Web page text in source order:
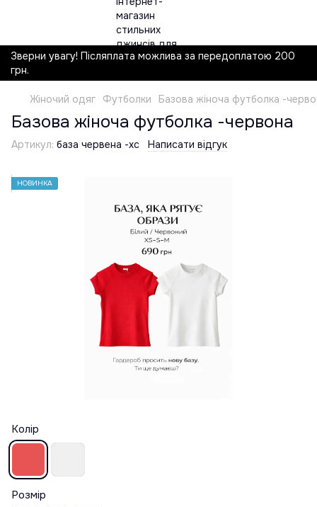
Зверни увагу! Післяплата можлива за передоплатою 200
грн.
Жіночий одяг Футболки Базова жіноча футболка -
Базова жіноча футболка -червона
Артикул: база червена -хс Написати відгук
НОВИНКА
Колір
Розмір